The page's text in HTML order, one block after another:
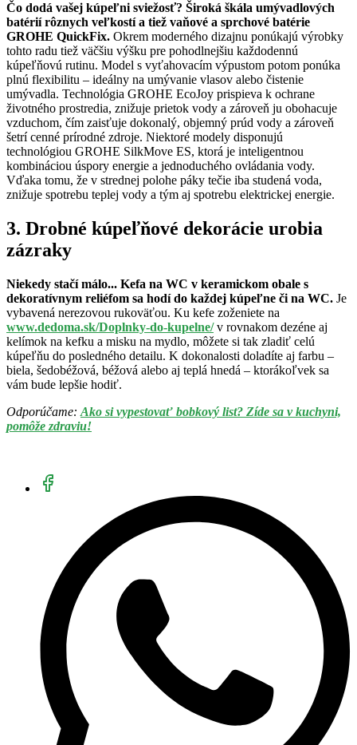
Čo dodá vašej kúpeľni sviežosť? Široká škála umývadlových
batérií rôznych veľkostí a tiež vaňové a sprchové batérie
GROHE QuickFix. Okrem moderného dizajnu ponúkajú výrobky
tohto radu tiež väčšiu výšku pre pohodlnejšiu každodennú
kúpeľňovú rutinu. Model s vyťahovacím výpustom potom ponúka
plnú flexibilitu – ideálny na umývanie vlasov alebo čistenie
umývadla. Technológia GROHE EcoJoy prispieva k ochrane
životného prostredia, znižuje prietok vody a zároveň ju obohacuje
vzduchom, čím zaisťuje dokonalý, objemný prúd vody a zároveň
šetrí cenné prírodné zdroje. Niektoré modely disponujú
technológiou GROHE SilkMove ES, ktorá je inteligentnou
kombináciou úspory energie a jednoduchého ovládania vody.
Vďaka tomu, že v strednej polohe páky tečie iba studená voda,
znižuje spotrebu teplej vody a tým aj spotrebu elektrickej energie.
3. Drobné kúpeľňové dekorácie urobia
zázraky
Niekedy stačí málo... Kefa na WC v keramickom obale s
dekoratívnym reliéfom sa hodí do každej kúpeľne či na WC. Je
vybavená nerezovou rukoväťou. Ku kefe zoženiete na
www.dedoma.sk/Doplnky-do-kupelne/v rovnakom dezéne aj
kelímok na kefku a misku na mydlo, môžete si tak zladiť celú
kúpeľňu do posledného detailu. K dokonalosti doladíte aj farbu –
biela, šedobéžová, béžová alebo aj teplá hnedá – ktorákoľvek sa
vám bude lepšie hodiť.
Odporúčame: Ako si vypestovať bobkový list? Zíde sa v kuchyni,
pomôže zdraviu!